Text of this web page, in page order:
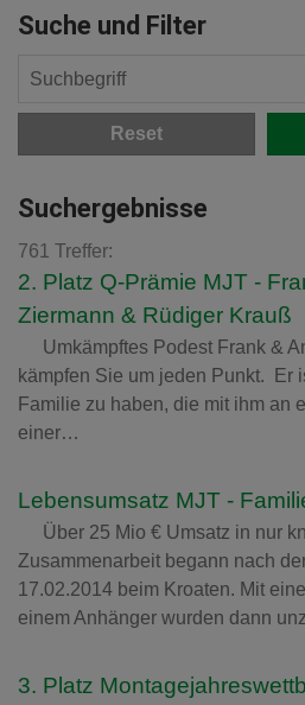
Suche und Filter
Reset
Suchergebnisse
761 Treffer:
2. Platz Q-Prämie MJT -
Ziermann & Rüdiger Krauß
Umkämpftes Podest Frank &
kämpfen Sie um jeden Punkt. Er
Familie zu haben, die mit ihm an
einer…
Lebensumsatz MJT -
Über 25 Mio € Umsatz in nur
Zusammenarbeit begann nach
17.02.2014 beim Kroaten. Mit
einem Anhänger wurden dann
3. Platz